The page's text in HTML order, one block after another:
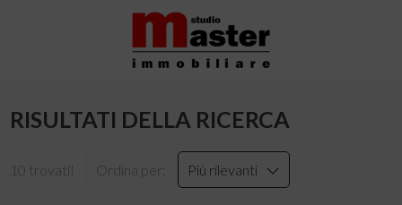
RISULTATI DELLA RICERCA
10 trovati! Ordina per: Più rilevanti